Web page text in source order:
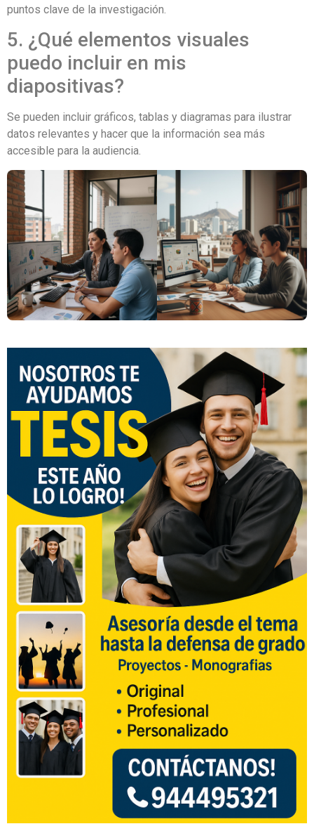
puntos clave de la investigación.
5. ¿Qué elementos visuales
puedo incluir en mis
diapositivas?
Se pueden incluir gráficos, tablas y diagramas para ilustrar
datos relevantes y hacer que la información sea más
accesible para la audiencia.